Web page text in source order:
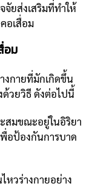
ยส่งเสริมที่ทำให้
อเสื่อม
อม
งกายที่มักเกิดขึ้น
ด้วยวิธี ดังต่อไปนี้
สมขณะอยู่ในอิริยา
อป้องกันการบาด
หวร่างกายอย่าง